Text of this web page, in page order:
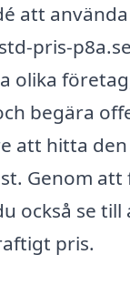
att
pris-
olika
begära
att hitta
Genom att
också se
pris.